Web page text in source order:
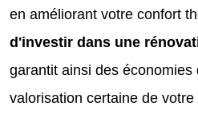
en améliorant votre confort
d'investir dans une
garantit ainsi des économies
valorisation certaine de